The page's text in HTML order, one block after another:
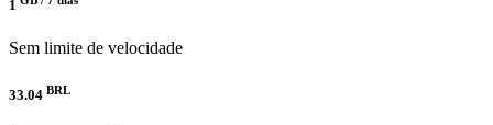
1
Sem limite de velocidade
33.04 BRL